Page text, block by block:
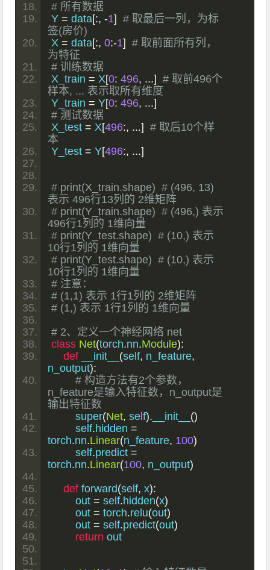
# 所有数据
Y = data[:, -1]
# 取最后一列，为标
签(房价)
X = data[:, 0:-1]
# 取前面所有列，
为特征
# 训练数据
X_train = X[0: 496, ...]
# 取前496个
样本, ... 表示取所有维度
Y_train = Y[0: 496, ...]
# 测试数据
X_test = X[496:, ...]
# 取后10个样
本
Y_test = Y[496:, ...]
# print(X_train.shape)  # (496, 13)
表示 496行13列的 2维矩阵
# print(Y_train.shape)  # (496,) 表示
496行1列的 1维向量
# print(Y_test.shape)  # (10,) 表示
10行1列的 1维向量
# print(Y_test.shape)  # (10,) 表示
10行1列的 1维向量
# 注意：
# (1,1) 表示 1行1列的 2维矩阵
# (1,) 表示 1行1列的 1维向量
# 2、定义一个神经网络 net
class Net(torch.nn.Module):
def __init__ (self, n_feature,
n_output):
# 构造方法有2个参数，
n_feature是输入特征数，n_output是
输出特征数
        super
(Net, self). __init__ ()
        self
.hidden =
torch.nn.Linear(n_feature, 100)
        self
.predict =
torch.nn.Linear(100, n_output)
def forward(self, x):
        out
= self.hidden(x)
        out
= torch.relu(out)
        out
= self.predict(out)
return out